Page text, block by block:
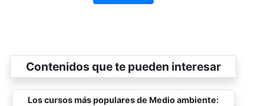
Contenidos que te pueden interesar
Los cursos más populares de Medio ambiente: